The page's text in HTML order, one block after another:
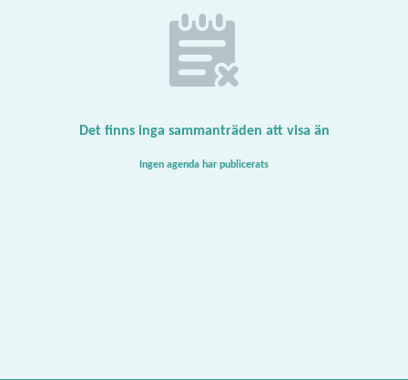
Det finns inga sammanträden att visa än
Ingen agenda har publicerats